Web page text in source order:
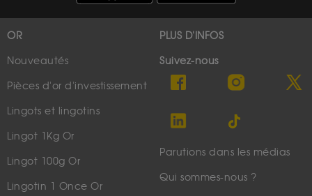
OR
Nouveautés
Pièces d'or d'investissement
Lingots et lingotins
Lingot 1Kg Or
Lingot 100g Or
Lingotin 1 Once Or
PLUS D'INFOS
Suivez-nous
Parutions dans les médias
Qui sommes-nous ?